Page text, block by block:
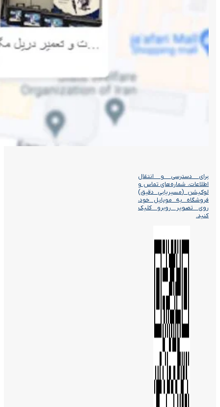
برای دسترسی و انتقال
اطلاعات، شماره‌های تماس و
لوکیشن (مسیریابی دقیق)
فروشگاه به موبایل خود،
روی تصویر روبرو کلیک
کنید.